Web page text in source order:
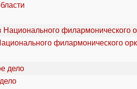
филармонического